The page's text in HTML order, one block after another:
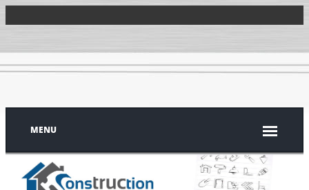
MENU